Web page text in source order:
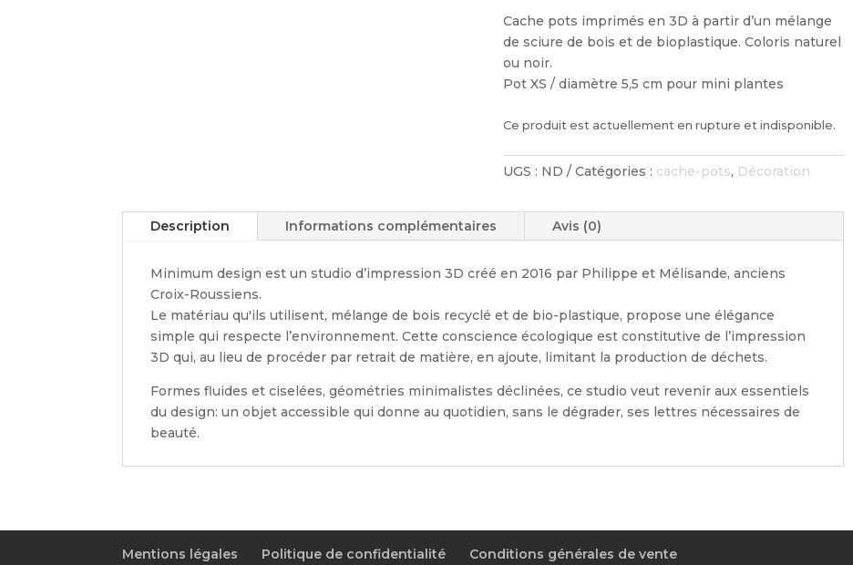
Cache pots imprimés en 3D à partir d’un mélange
de sciure de bois et de bioplastique. Coloris naturel
ou noir.
Pot XS / diamètre 5,5 cm pour mini plantes
Ce produit est actuellement en rupture et indisponible.
UGS : ND Catégories : cache-pots, Décoration
Description Informations complémentaires Avis (0)
Minimum design est un studio d’impression 3D créé en 2016 par Philippe et Mélisande, anciens
Croix-Roussiens.
Le matériau qu'ils utilisent, mélange de bois recyclé et de bio-plastique, propose une élégance
simple qui respecte l’environnement. Cette conscience écologique est constitutive de l’impression
3D qui, au lieu de procéder par retrait de matière, en ajoute, limitant la production de déchets.
Formes fluides et ciselées, géométries minimalistes déclinées, ce studio veut revenir aux essentiels
du design: un objet accessible qui donne au quotidien, sans le dégrader, ses lettres nécessaires de
beauté.
Mentions légales Politique de confidentialité Conditions générales de vente